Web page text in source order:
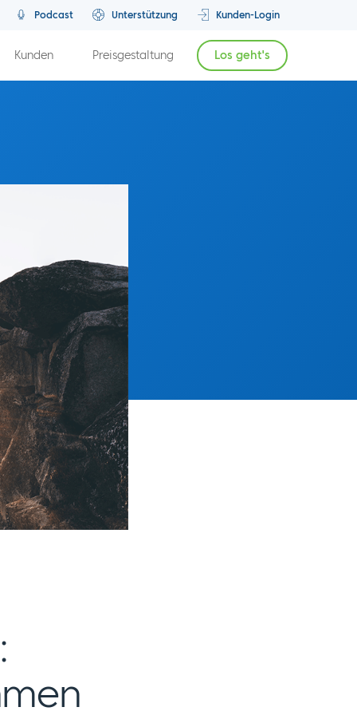
Podcast Unterstützung Kunden-Login
Kunden Preisgestaltung Los geht's
Vorherige Episode Nächste Episode